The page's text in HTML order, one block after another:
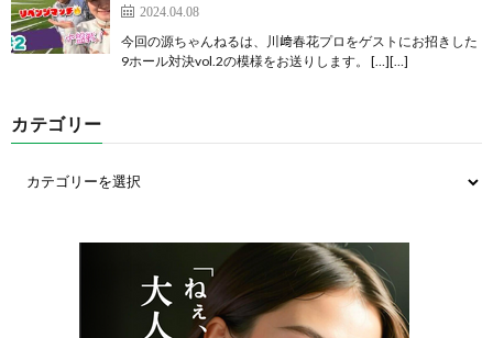
2024.04.08
今回の源ちゃんねるは、川﨑春花プロをゲストにお招きした
9ホール対決vol.2の模様をお送りします。 […][…]
カテゴリー